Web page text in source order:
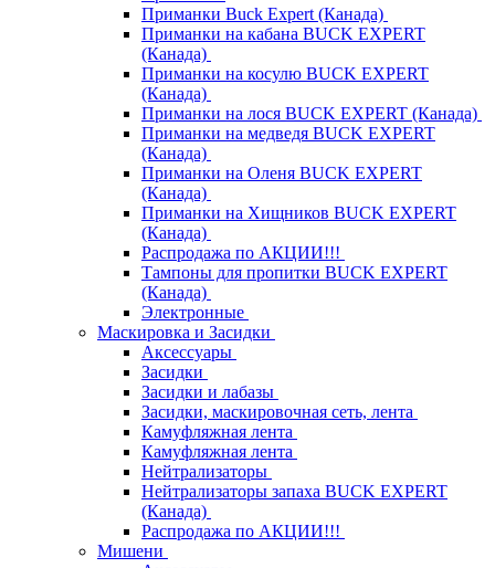
Приманки Buck Expert (Канада)
Приманки на кабана BUCK EXPERT
(Канада)
Приманки на косулю BUCK EXPERT
(Канада)
Приманки на лося BUCK EXPERT (Канада)
Приманки на медведя BUCK EXPERT
(Канада)
Приманки на Оленя BUCK EXPERT
(Канада)
Приманки на Хищников BUCK EXPERT
(Канада)
Распродажа по АКЦИИ!!!
Тампоны для пропитки BUCK EXPERT
(Канада)
Электронные
Маскировка и Засидки
Аксессуары
Засидки
Засидки и лабазы
Засидки, маскировочная сеть, лента
Камуфляжная лента
Камуфляжная лента
Нейтрализаторы
Нейтрализаторы запаха BUCK EXPERT
(Канада)
Распродажа по АКЦИИ!!!
Мишени